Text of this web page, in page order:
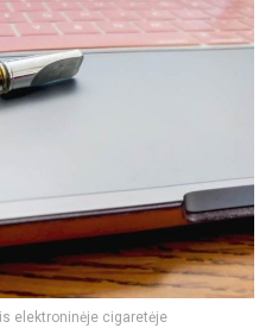
elektroninėje cigaretėje